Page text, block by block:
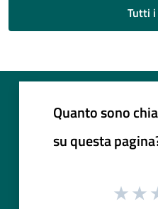
Tutti
Quanto sono
su questa